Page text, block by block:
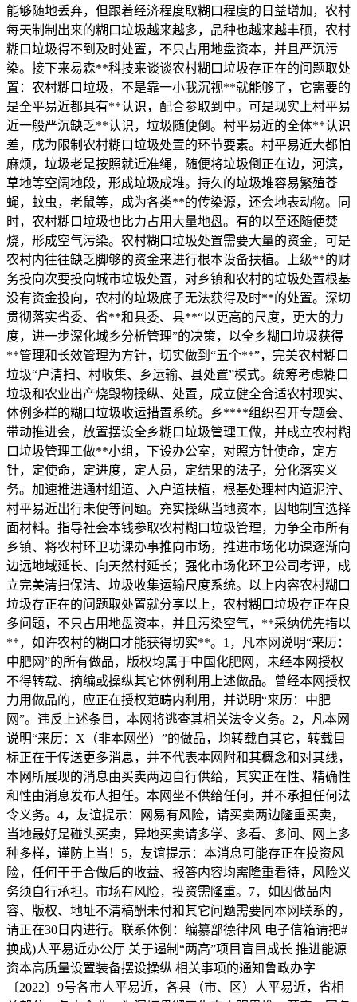
能够随地丢弃，但跟着经济程度取糊口程度的日益增加，农村
每天制制出来的糊口垃圾越来越多，品种也越来越丰硕，农村
糊口垃圾得不到及时处置，不只占用地盘资本，并且严沉污
染。接下来易森**科技来谈谈农村糊口垃圾存正在的问题取处
置：农村糊口垃圾，不是靠一小我沉视**就能够了，它需要的
是全平易近都具有**认识，配合参取到中。可是现实上村平易
近一般严沉缺乏**认识，垃圾随便倒。村平易近的全体**认识
差，成为限制农村糊口垃圾处置的环节要素。村平易近大都怕
麻烦，垃圾老是按照就近准绳，随便将垃圾倒正在边，河滨，
草地等空阔地段，形成垃圾成堆。持久的垃圾堆容易繁殖苍
蝇，蚊虫，老鼠等，成为各类**的传染源，还会地表动物。同
时，农村糊口垃圾也比力占用大量地盘。有的以至还随便焚
烧，形成空气污染。农村糊口垃圾处置需要大量的资金，可是
农村内往往缺乏脚够的资金来进行根本设备扶植。上级**的财
务投向次要投向城市垃圾处置，对乡镇和农村的垃圾处置根基
没有资金投向，农村的垃圾底子无法获得及时**的处置。深切
贯彻落实省委、省**和县委、县**“以更高的尺度，更大的力
度，进一步深化城乡分析管理”的决策，以全乡糊口垃圾获得
**管理和长效管理为方针，切实做到“五个**”，完美农村糊口
垃圾“户清扫、村收集、乡运输、县处置”模式。统筹考虑糊口
垃圾和农业出产烧毁物操纵、处置，成立健全合适农村现实、
体例多样的糊口垃圾收运措置系统。乡****组织召开专题会、
带动推进会，放置摆设全乡糊口垃圾管理工做，并成立农村糊
口垃圾管理工做**小组，下设办公室，对照方针使命，定方
针，定使命，定进度，定人员，定结果的法子，分化落实义
务。加速推进通村组道、入户道扶植，根基处理村内道泥泞、
村平易近出行未便等问题。充实操纵当地资本，因地制宜选择
面材料。指导社会本钱参取农村糊口垃圾管理，力争全市所有
乡镇、将农村环卫功课办事推向市场，推进市场化功课逐渐向
边远地域延长、向天然村延长；强化市场化环卫公司考评，成
立完美清扫保洁、垃圾收集运输尺度系统。以上内容农村糊口
垃圾存正在的问题取处置就分享以上，农村糊口垃圾存正在良
多问题，不只占用地盘资本，并且污染空气，**采纳优先措以
**，如许农村的糊口才能获得切实**。1，凡本网说明“来历：
中肥网”的所有做品，版权均属于中国化肥网，未经本网授权
不得转载、摘编或操纵其它体例利用上述做品。曾经本网授权
力用做品的，应正在授权范畴内利用，并说明“来历：中肥
网”。违反上述条目，本网将逃查其相关法令义务。2，凡本网
说明“来历：X（非本网坐）”的做品，均转载自其它，转载目
标正在于传送更多消息，并不代表本网附和其概念和对其线，
本网所展现的消息由买卖两边自行供给，其实正在性、精确性
和性由消息发布人担任。本网坐不供给任何，并不承担任何法
令义务。4，友谊提示：网易有风险，请买卖两边隆重买卖，
当地最好是碰头买卖，异地买卖请多学、多看、多问、网上多
种多样，谨防上当！5，友谊提示：本消息可能存正在投资风
险，任何干于合做后的收益、报答内容均需隆重看待，风险义
务须自行承担。市场有风险，投资需隆重。7，如因做品内
容、版权、地址不清稿酬未付和其它问题需要同本网联系的，
请正在30日内进行。联系体例：编纂部德律风 电子信箱请把#
换成)人平易近办公厅 关于遏制“两高”项目盲目成长 推进能源
资本高质量设置装备摆设操纵 相关事项的通知鲁政办字
〔2022〕9号各市人平易近，各县（市、区）人平易近，省相